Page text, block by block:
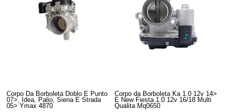
Corpo Da Borboleta Doblo E Punto
07>, Idea, Palio, Siena E Strada
05> Ymax 4870
Corpo da Borboleta Ka 1.0 12v 14>
E New Fiesta 1.0 12v 16/18 Multi
Qualita Mq0650